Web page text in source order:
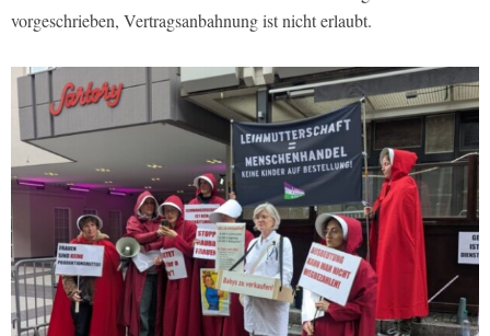
vorgeschrieben, Vertragsanbahnung ist nicht erlaubt.